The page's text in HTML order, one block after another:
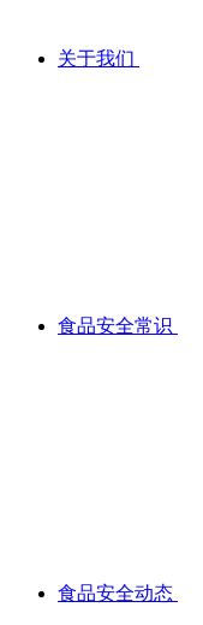
关于我们
食品安全常识
食品安全动态